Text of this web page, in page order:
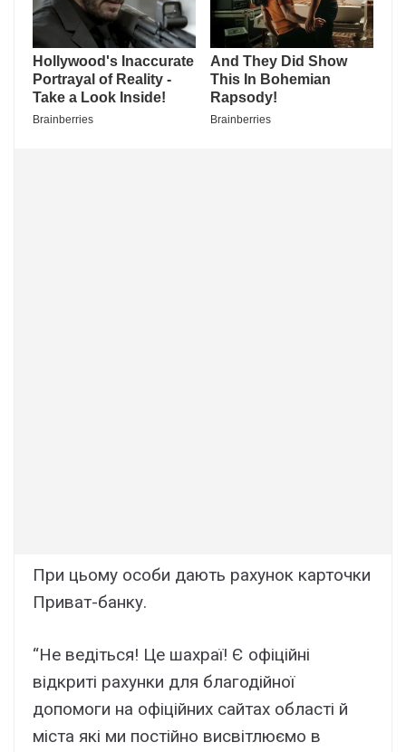
При цьому особи дають рахунок карточки
Приват-банку.
“Не ведіться! Це шахраї! Є офіційні
відкриті рахунки для благодійної
допомоги на офіційних сайтах області й
міста які ми постійно висвітлюємо в